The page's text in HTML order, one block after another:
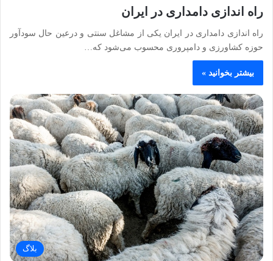
راه اندازی دامداری در ایران
راه‌ اندازی دامداری در ایران یکی از مشاغل سنتی و درعین‌ حال سودآور
حوزه کشاورزی و دامپروری محسوب می‌شود که…
بیشتر بخوانید »
بلاگ